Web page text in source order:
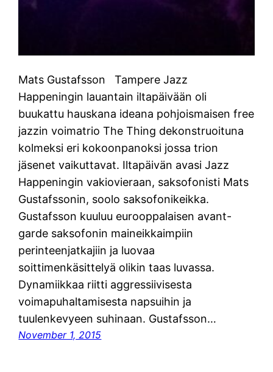
Mats Gustafsson Tampere Jazz
Happeningin lauantain iltapäivään oli
buukattu hauskana ideana pohjoismaisen free
jazzin voimatrio The Thing dekonstruoituna
kolmeksi eri kokoonpanoksi jossa trion
jäsenet vaikuttavat. Iltapäivän avasi Jazz
Happeningin vakiovieraan, saksofonisti Mats
Gustafssonin, soolo saksofonikeikka.
Gustafsson kuuluu eurooppalaisen avant-
garde saksofonin maineikkaimpiin
perinteenjatkajiin ja luovaa
soittimenkäsittelyä olikin taas luvassa.
Dynamiikkaa riitti aggressiivisesta
voimapuhaltamisesta napsuihin ja
tuulenkevyeen suhinaan. Gustafsson…
November 1, 2015